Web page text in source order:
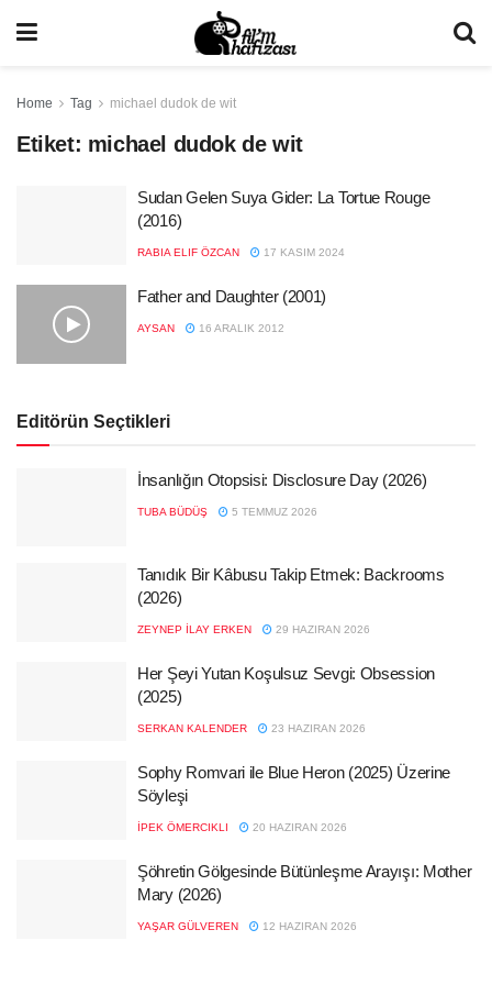
Home Tag michael dudok de wit
Etiket: michael dudok de wit
Sudan Gelen Suya Gider: La Tortue Rouge
(2016)
RABIA ELIF ÖZCAN 17 KASIM 2024
Father and Daughter (2001)
AYSAN 16 ARALIK 2012
Editörün Seçtikleri
İnsanlığın Otopsisi: Disclosure Day (2026)
TUBA BÜDÜŞ 5 TEMMUZ 2026
Tanıdık Bir Kâbusu Takip Etmek: Backrooms
(2026)
ZEYNEP İLAY ERKEN 29 HAZIRAN 2026
Her Şeyi Yutan Koşulsuz Sevgi: Obsession
(2025)
SERKAN KALENDER 23 HAZIRAN 2026
Sophy Romvari ile Blue Heron (2025) Üzerine
Söyleşi
İPEK ÖMERCIKLI 20 HAZIRAN 2026
Şöhretin Gölgesinde Bütünleşme Arayışı: Mother
Mary (2026)
YAŞAR GÜLVEREN 12 HAZIRAN 2026